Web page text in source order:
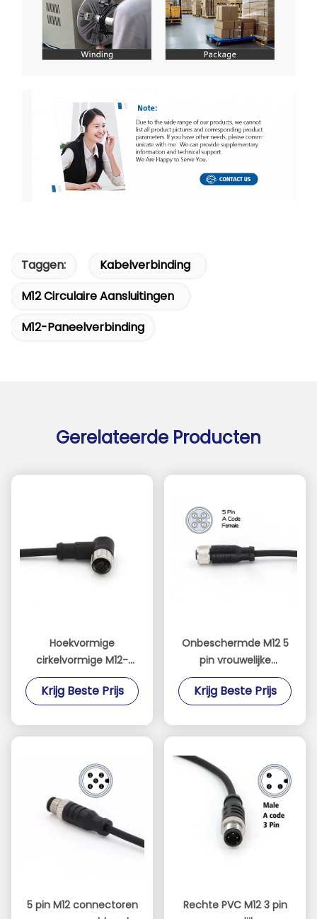
Taggen:
Kabelverbinding
M12 Circulaire Aansluitingen
M12-Paneelverbinding
Gerelateerde Producten
Hoekvormige
cirkelvormige M12-
aansluiting Vrouwelijke
5 pin pre-
kabelconnectoren
Krijg Beste Prijs
Onbeschermde M12 5
pin vrouwelijke
connector vooraf
geassembleerde 5M
Krijg Beste Prijs
5 pin M12 connectoren
Rechte PVC M12 3 pin